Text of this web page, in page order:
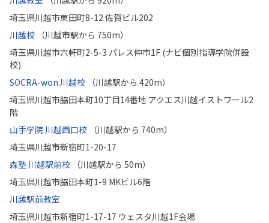
埼玉県川越市東田町8-12 佐賀ビル202
川越校
（川越市駅から 750m）
埼玉県川越市六軒町2-5-3 パレス仲市1F (ナビ個別指導学院併設
校)
SOCRA-won.川越校
（川越駅から 420m）
埼玉県川越市脇田本町10丁目14番地 アクエス川越イストワール2
階
山手学院 川越西口校
（川越駅から 740m）
埼玉県川越市新宿町1-20-17
森塾 川越駅前校
（川越駅から 50m）
埼玉県川越市脇田本町1-9 MKビル6階
川越駅前教室
埼玉県川越市新宿町1-17-17 ウェスタ川越1F会場